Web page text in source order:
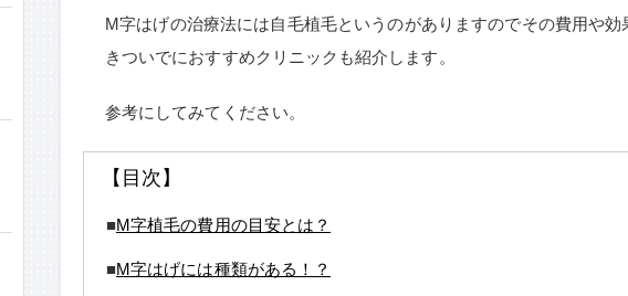
M字はげの治療法には自毛植毛というのがありますのでその費用や
きついでにおすすめクリニックも紹介します。
参考にしてみてください。
【目次】
■M字植毛の費用の目安とは？
■M字はげには種類がある！？